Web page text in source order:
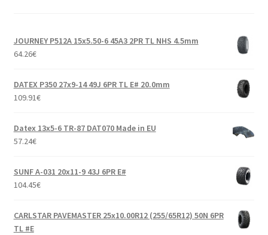
JOURNEY P512A 15x5.50-6 45A3 2PR TL NHS 4.5mm
64.26€
DATEX P350 27x9-14 49J 6PR TL E# 20.0mm
109.91€
Datex 13x5-6 TR-87 DAT070 Made in EU
57.24€
SUNF A-031 20x11-9 43J 6PR E#
104.45€
CARLSTAR PAVEMASTER 25x10.00R12 (255/65R12) 50N 6PR
TL #E